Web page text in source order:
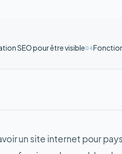
SEO pour être visible04
un site internet pour